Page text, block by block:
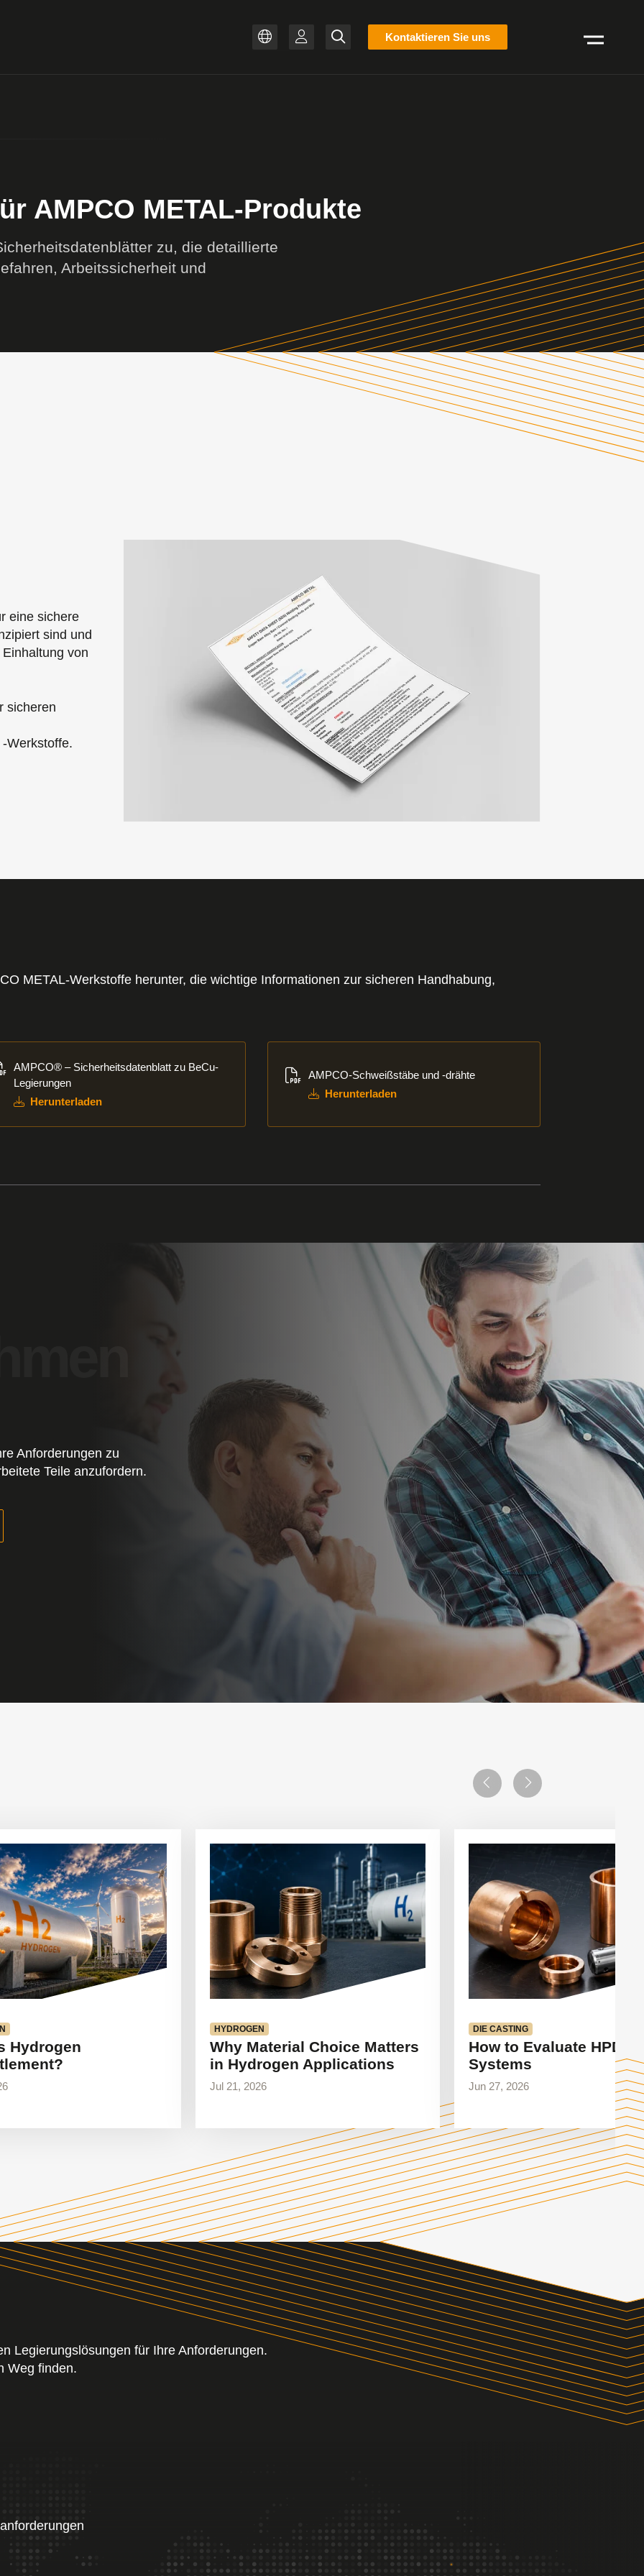
Lagerliste
Suchen
Kontaktieren Sie uns
AMPCO METAL-Produkte
zu, die detaillierte
Arbeitssicherheit und
eine sichere
sind und
von
sicheren
Werkstoffe.
METAL-Werkstoffe herunter, die wichtige Informationen zur sicheren Handhabung,
AMPCO® – Sicherheitsdatenblatt zu BeCu-
Legierungen
Herunterladen
AMPCO-Schweißstäbe und -drähte
Herunterladen
Anforderungen zu
Teile anzufordern.
Previous Next
Hydrogen
anzeigen
HYDROGEN
Why Material Choice Matters
in Hydrogen Applications
Jul 21, 2026
DIE CASTING
How to Evaluate HPDC
Systems
Jun 27, 2026
Legierungslösungen für Ihre Anforderungen.
Weg finden.